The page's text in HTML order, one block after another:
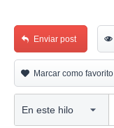
Enviar post
Marcar como favorito